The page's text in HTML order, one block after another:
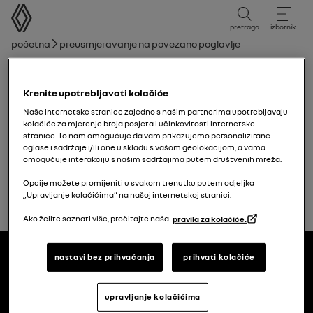
korisnički priručnik
pretraga izbornik
mrvice
Početna Preusmjeravanje na povezano poglavlje
putno računalo
Kontrolna svjetla
Podnožje
korisnički priručnici
Krenite upotrebljavati kolačiće
Naše internetske stranice zajedno s našim partnerima upotrebljavaju
kolačiće za mjerenje broja posjeta i učinkovitosti internetske
stranice. To nam omogućuje da vam prikazujemo personalizirane
oglase i sadržaje i/ili one u skladu s vašom geolokacijom, a vama
omogućuje interakciju s našim sadržajima putem društvenih mreža.
Opcije možete promijeniti u svakom trenutku putem odjeljka
„Upravljanje kolačićima” na našoj internetskoj stranici.
Ako želite saznati više, pročitajte naša pravila za kolačiće.
nastavi bez prihvaćanja prihvati kolačiće
upravljanje kolačićima